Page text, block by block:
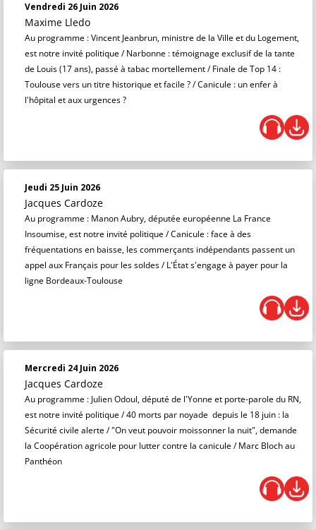
Vendredi 26 Juin 2026
Maxime Lledo
Au programme : Vincent Jeanbrun, ministre de la Ville et du Logement,
est notre invité politique / Narbonne : témoignage exclusif de la tante
de Louis (17 ans), passé à tabac mortellement / Finale de Top 14 :
Toulouse vers un titre historique et facile ? / Canicule : un enfer à
l'hôpital et aux urgences ?
Jeudi 25 Juin 2026
Jacques Cardoze
Au programme : Manon Aubry, députée européenne La France
Insoumise, est notre invité politique / Canicule : face à des
fréquentations en baisse, les commerçants indépendants passent un
appel aux Français pour les soldes / L'État s'engage à payer pour la
ligne Bordeaux-Toulouse
Mercredi 24 Juin 2026
Jacques Cardoze
Au programme : Julien Odoul, député de l'Yonne et porte-parole du RN,
est notre invité politique / 40 morts par noyade depuis le 18 juin : la
Sécurité civile alerte / "On veut pouvoir moissonner la nuit", demande
la Coopération agricole pour lutter contre la canicule / Marc Bloch au
Panthéon